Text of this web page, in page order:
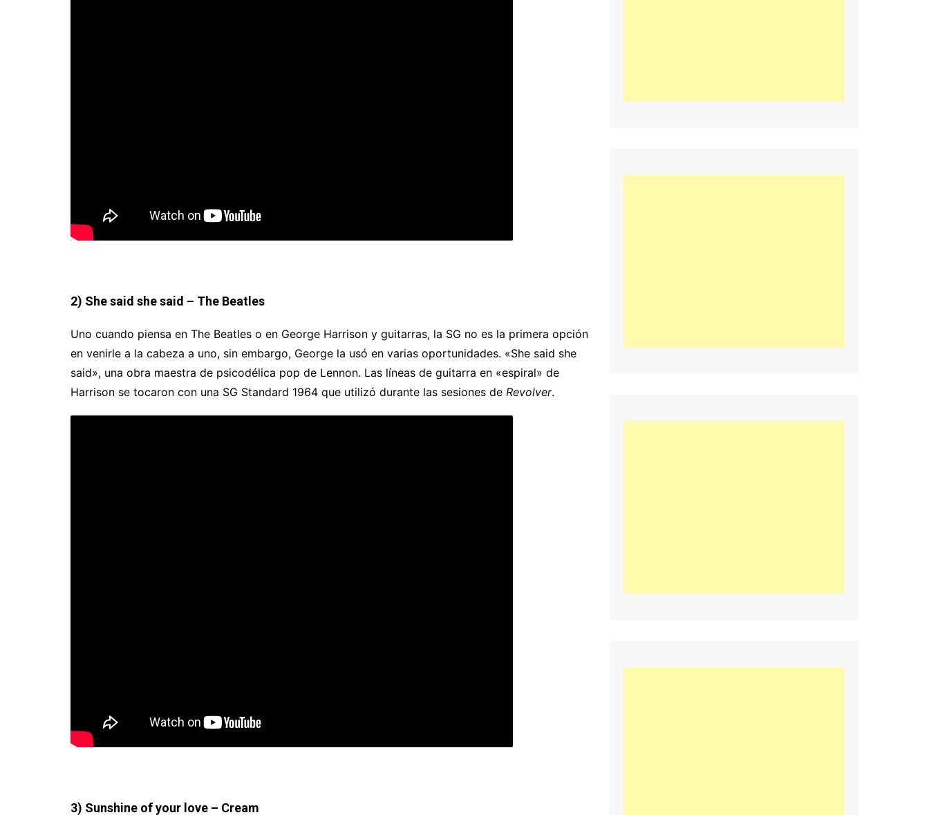
2) She said she said – The Beatles
Uno cuando piensa en The Beatles o en George Harrison y guitarras, la SG no es la primera opción
en venirle a la cabeza a uno, sin embargo, George la usó en varias oportunidades. «She said she
said», una obra maestra de psicodélica pop de Lennon. Las líneas de guitarra en «espiral» de
Harrison se tocaron con una SG Standard 1964 que utilizó durante las sesiones de Revolver.
3) Sunshine of your love – Cream